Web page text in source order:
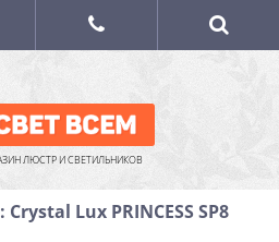
ЛЮСТР И СВЕТИЛЬНИКОВ
Lux PRINCESS SP8